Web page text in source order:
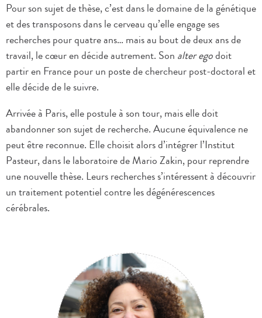
Pour son sujet de thèse, c’est dans le domaine de la génétique
et des transposons dans le cerveau qu’elle engage ses
recherches pour quatre ans… mais au bout de deux ans de
travail, le cœur en décide autrement. Son alter egodoit
partir en France pour un poste de chercheur post-doctoral et
elle décide de le suivre.
Arrivée à Paris, elle postule à son tour, mais elle doit
abandonner son sujet de recherche. Aucune équivalence ne
peut être reconnue. Elle choisit alors d’intégrer l’Institut
Pasteur, dans le laboratoire de Mario Zakin, pour reprendre
une nouvelle thèse. Leurs recherches s’intéressent à découvrir
un traitement potentiel contre les dégénérescences
cérébrales.